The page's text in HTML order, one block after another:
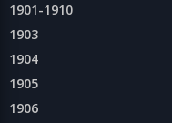
1901-1910
1903
1904
1905
1906